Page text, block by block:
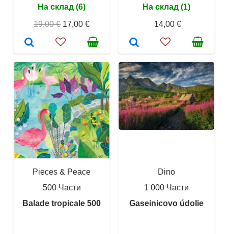
На склад (6)
19,00 € 17,00 €
На склад (1)
14,00 €
Pieces & Peace
500 Части
Balade tropicale 500
Dino
1 000 Части
Gaseinicovo údolie